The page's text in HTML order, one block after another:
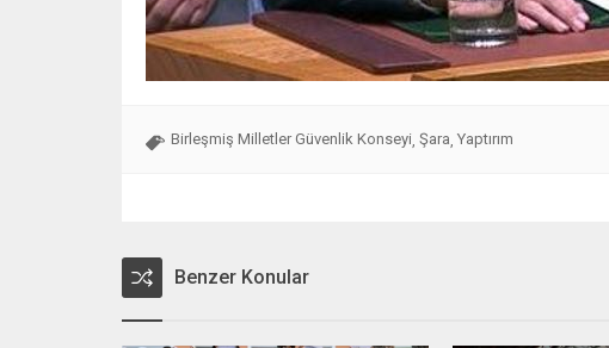
Birleşmiş Milletler Güvenlik Konseyi, Şara, Yaptırım
Benzer Konular